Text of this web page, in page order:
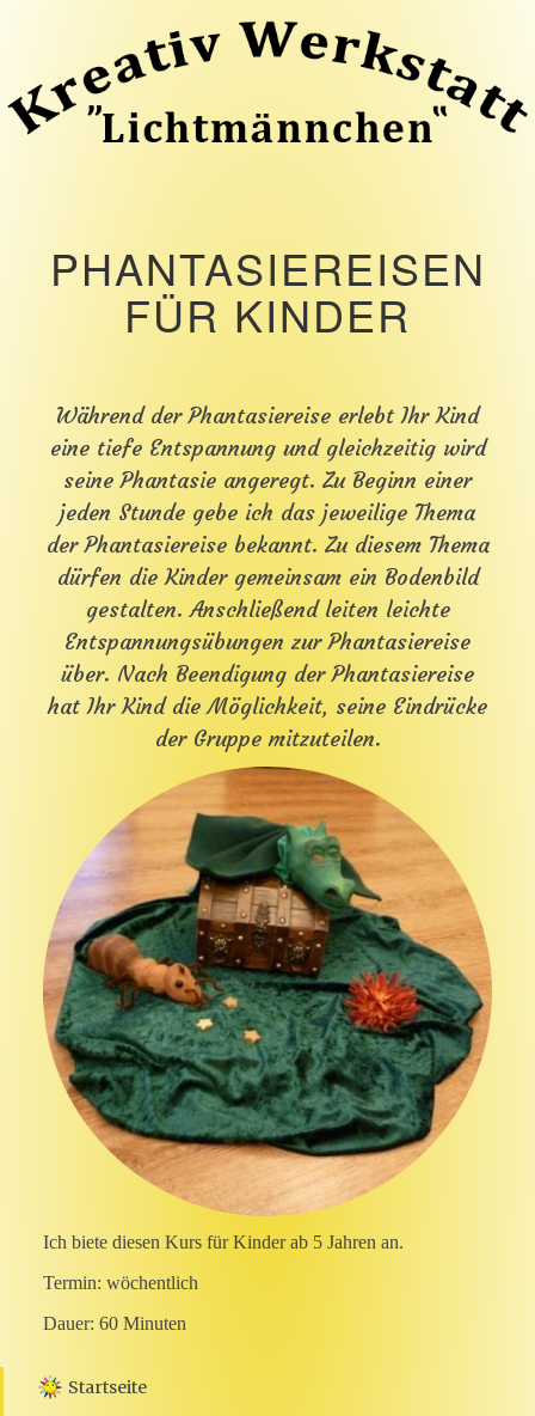
H
A
N
T
E
R
E
I
S
E
F
Ü
R
I
N
D
R
PHANTASIEREISEN
FÜR KINDER
Während der Phantasiereise erlebt Ihr Kind
eine tiefe Entspannung und gleichzeitig wird
seine Phantasie angeregt. Zu Beginn einer
jeden Stunde gebe ich das jeweilige Thema
der Phantasiereise bekannt. Zu diesem Thema
dürfen die Kinder gemeinsam ein Bodenbild
gestalten. Anschließend leiten leichte
Entspannungsübungen zur Phantasiereise
über. Nach Beendigung der Phantasiereise
hat Ihr Kind die Möglichkeit, seine Eindrücke
der Gruppe mitzuteilen.
Ich biete diesen Kurs fürKinder ab 5 Jahren an.
Termin: wöchentlich
Dauer: 60 Minuten
Startseite